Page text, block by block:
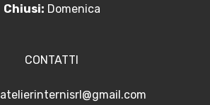
Chiusi: Domenica
CONTATTI
atelierinternisrl@gmail.com